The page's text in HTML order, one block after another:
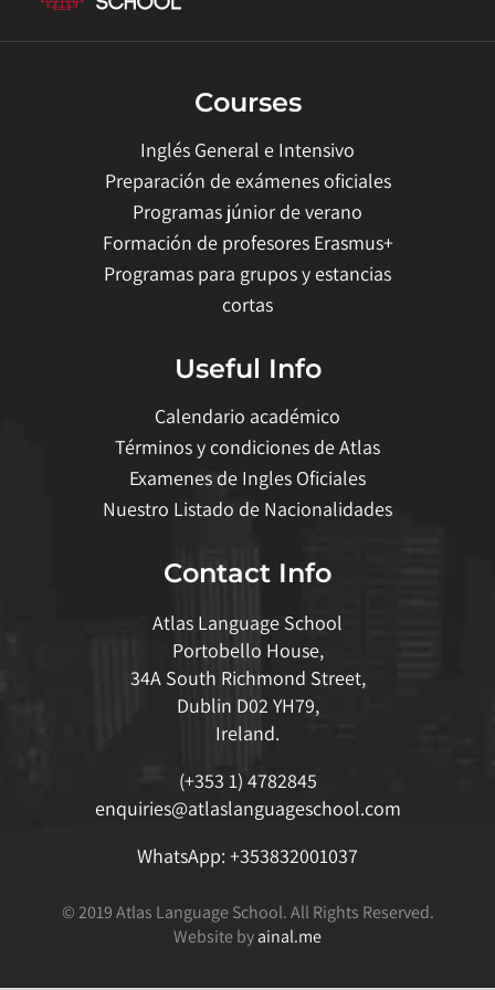
Courses
Inglés General e Intensivo
Preparación de exámenes oficiales
Programas júnior de verano
Formación de profesores Erasmus+
Programas para grupos y estancias
cortas
Useful Info
Calendario académico
Términos y condiciones de Atlas
Examenes de Ingles Oficiales
Nuestro Listado de Nacionalidades
Contact Info
Atlas Language School
Portobello House,
34A South Richmond Street,
Dublin D02 YH79,
Ireland.
(+353 1) 4782845
enquiries@atlaslanguageschool.com
WhatsApp: +353832001037
© 2019 Atlas Language School. All Rights Reserved.
Website byainal.me